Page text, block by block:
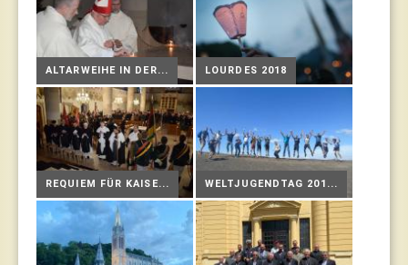
ALTARWEIHE IN DER... LOURDES 2018
REQUIEM FÜR KAISE... WELTJUGENDTAG 201...